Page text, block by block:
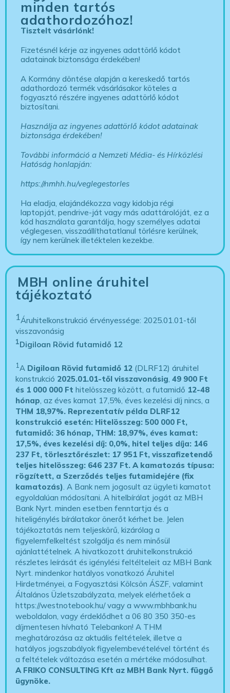
minden tartós
adathordozóhoz!
Tisztelt vásárlónk!
Fizetésnél kérje az ingyenes adattörlő kódot
adatainak biztonsága érdekében!
A Kormány döntése alapján a kereskedő tartós
adathordozó termék vásárlásakor köteles a
fogyasztó részére ingyenes adattörlő kódot
biztosítani.
Használja az ingyenes adattörlő kódot adatainak
biztonsága érdekében!
További információ a Nemzeti Média- és Hírközlési
Hatóság honlapján:
https://nmhh.hu/veglegestorles
Ha eladja, elajándékozza vagy kidobja régi
laptopját, pendrive-ját vagy más adattárolóját, ez a
kód használata garantálja, hogy személyes adatai
véglegesen, visszaállíthatatlanul törlésre kerülnek,
így nem kerülnek illetéktelen kezekbe.
MBH online áruhitel
tájékoztató
1Áruhitelkonstrukció érvényessége: 2025.01.01-től
visszavonásig
1Digiloan Rövid futamidő 12
1 A Digiloan Rövid futamidő 12 (DLRF12) áruhitel
konstrukció 2025.01.01-től visszavonásig ,49 900 Ft
és 1 000 000 Ft hitelösszeg között, a futamidő 12-48
hónap , az éves kamat 17,5%, éves kezelési díj nincs, a
THM 18,97%. Reprezentatív példa DLRF12
konstrukció esetén: Hitelösszeg: 500 000 Ft,
futamidő: 36 hónap, THM: 18,97%, éves kamat:
17,5%, éves kezelési díj: 0,0%, hitel teljes díja: 146
237 Ft, törlesztőrészlet: 17 951 Ft, visszafizetendő
teljes hitelösszeg: 646 237 Ft.A kamatozás típusa:
rögzített, a Szerződés teljes futamidejére (fix
kamatozás) . A Bank nem jogosult az ügyleti kamatot
egyoldalúan módosítani. A hitelbírálat jogát az MBH
Bank Nyrt. minden esetben fenntartja és a
hiteligénylés bírálatakor önerőt kérhet be. Jelen
tájékoztatás nem teljeskörű, kizárólag a
figyelemfelkeltést szolgálja és nem minősül
ajánlattételnek. A hivatkozott áruhitelkonstrukció
részletes leírását és igénylési feltélteleit az MBH Bank
Nyrt. mindenkor hatályos vonatkozó Áruhitel
Hirdetményei, a Fogyasztási Kölcsön ÁSZF, valamint
Általános Üzletszabályzata, melyek elérhetőek a
https://westnotebook.hu/vagy a www.mbhbank.hu
weboldalon, vagy érdeklődhet a 06 80 350 350-es
díjmentesen hívható Telebankon! A THM
meghatározása az aktuális feltételek, illetve a
hatályos jogszabályok figyelembevételével történt és
a feltételek változása esetén a mértéke módosulhat.
A FRIKO CONSULTING Kft az MBH Bank Nyrt. függő
ügynöke.